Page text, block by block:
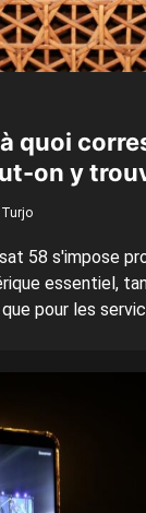
quoi
on y
Turjo
58 s'impose
essentiel,
pour les